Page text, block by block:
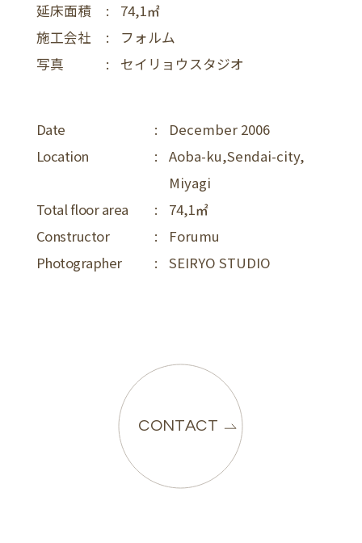
延床面積
:
74,1
施工会社
:
フォルム
写真
: セイリョウスタジオ
Date :
December 2006
Location
:
Aoba-ku,Sendai-city,
Miyagi
Total floor area
:
74,1
Constructor
:
Forumu
Photographer
: SEIRYO STUDIO
CONTACT